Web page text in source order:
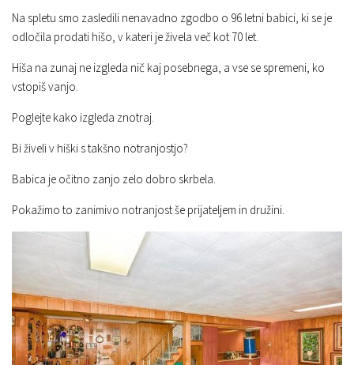
Na spletu smo zasledili nenavadno zgodbo o 96 letni babici, ki se je
odločila prodati hišo, v kateri je živela več kot 70 let.
Hiša na zunaj ne izgleda nič kaj posebnega, a vse se spremeni, ko
vstopiš vanjo.
Poglejte kako izgleda znotraj.
Bi živeli v hiški s takšno notranjostjo?
Babica je očitno zanjo zelo dobro skrbela.
Pokažimo to zanimivo notranjost še prijateljem in družini.